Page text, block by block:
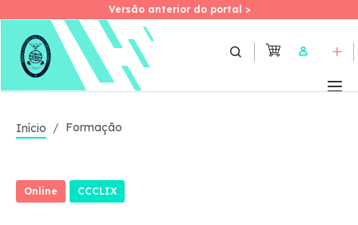
Skip
Versão anterior do portal >
Versão anterior do portal >
User
Início Formação
Online CCCLIX